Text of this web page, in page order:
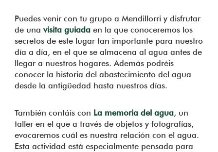
Puedes venir con tu grupo a Mendillorri y disfrutar
de unavisita guiada en la que conoceremos los
secretos de este lugar tan importante para nuestro
día a día, en el que se almacena al agua antes de
llegar a nuestros hogares. Además podréis
conocer la historia del abastecimiento del agua
desde la antigüedad hasta nuestros días.
También contáis con La memoria del agua, un
taller en el que a través de objetos y fotografías,
evocaremos cuál es nuestra relación con el agua.
Esta actividad está especialmente pensada para